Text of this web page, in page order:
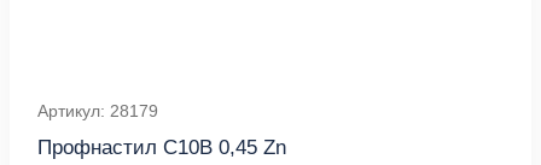
Артикул: 28179
Профнастил С10В 0,45 Zn